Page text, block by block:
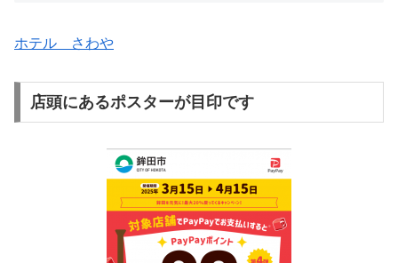
ホテル さわや
店頭にあるポスターが目印です